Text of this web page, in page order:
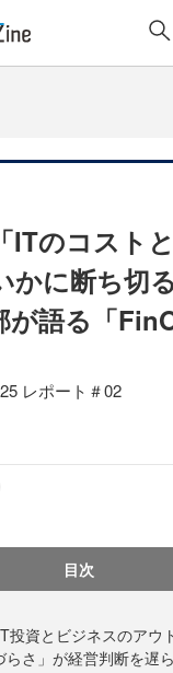
ITのコスト
かに断ち切
語る「
レポート＃02
目次
投資とビジネスのアウ
らさ」が経営判断を遅